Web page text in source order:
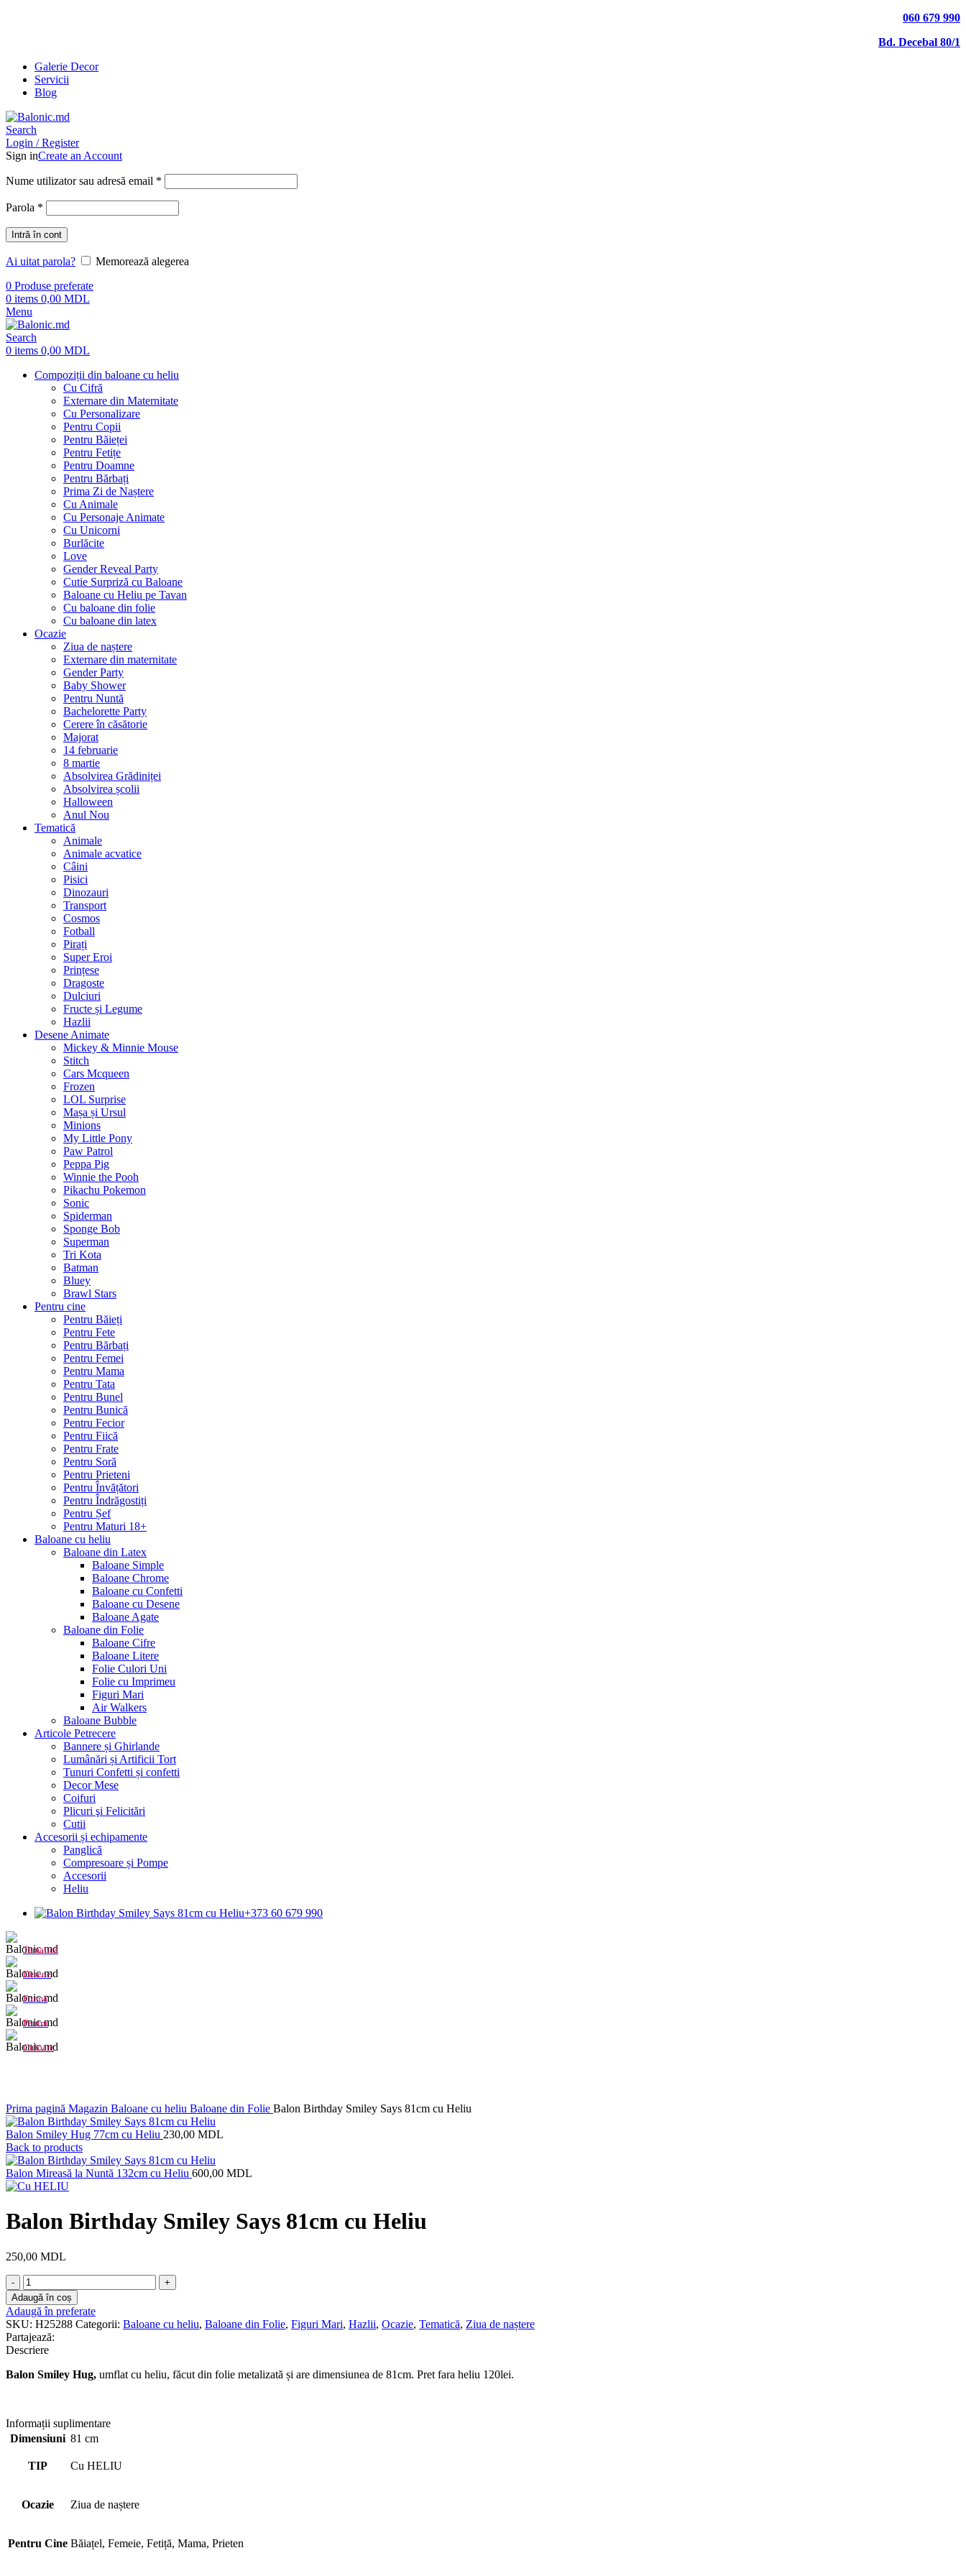
060 679 990
Bd. Decebal 80/1
Galerie Decor
Servicii
Blog
Search
Login / Register
Sign inCreate an Account
Nume utilizator sau adresă email *
Parola *
Intră în cont
Ai uitat parola?
Memorează alegerea
0 Produse preferate
0 items 0,00 MDL
Menu
Search
0 items 0,00 MDL
Compoziții din baloane cu heliu
Cu Cifră
Externare din Maternitate
Cu Personalizare
Pentru Copii
Pentru Băieței
Pentru Fetițe
Pentru Doamne
Pentru Bărbați
Prima Zi de Naștere
Cu Animale
Cu Personaje Animate
Cu Unicorni
Burlăcite
Love
Gender Reveal Party
Cutie Surpriză cu Baloane
Baloane cu Heliu pe Tavan
Cu baloane din folie
Cu baloane din latex
Ocazie
Ziua de naștere
Externare din maternitate
Gender Party
Baby Shower
Pentru Nuntă
Bachelorette Party
Cerere în căsătorie
Majorat
14 februarie
8 martie
Absolvirea Grădiniței
Absolvirea școlii
Halloween
Anul Nou
Tematică
Animale
Animale acvatice
Câini
Pisici
Dinozauri
Transport
Cosmos
Fotball
Pirați
Super Eroi
Prințese
Dragoste
Dulciuri
Fructe și Legume
Hazlii
Desene Animate
Mickey & Minnie Mouse
Stitch
Cars Mcqueen
Frozen
LOL Surprise
Mașa și Ursul
Minions
My Little Pony
Paw Patrol
Peppa Pig
Winnie the Pooh
Pikachu Pokemon
Sonic
Spiderman
Sponge Bob
Superman
Tri Kota
Batman
Bluey
Brawl Stars
Pentru cine
Pentru Băieți
Pentru Fete
Pentru Bărbați
Pentru Femei
Pentru Mama
Pentru Tata
Pentru Bunel
Pentru Bunică
Pentru Fecior
Pentru Fiică
Pentru Frate
Pentru Soră
Pentru Prieteni
Pentru Învățători
Pentru Îndrăgostiți
Pentru Șef
Pentru Maturi 18+
Baloane cu heliu
Baloane din Latex
Baloane Simple
Baloane Chrome
Baloane cu Confetti
Baloane cu Desene
Baloane Agate
Baloane din Folie
Baloane Cifre
Baloane Litere
Folie Culori Uni
Folie cu Imprimeu
Figuri Mari
Air Walkers
Baloane Bubble
Articole Petrecere
Bannere și Ghirlande
Lumânări și Artificii Tort
Tunuri Confetti și confetti
Decor Mese
Coifuri
Plicuri şi Felicitări
Cutii
Accesorii și echipamente
Panglică
Compresoare și Pompe
Accesorii
Heliu
+373 60 679 990
Tematică
Desene
Formă
Pentru
Culoare
Prima pagină Magazin Baloane cu heliu Baloane din Folie Balon Birthday Smiley Says 81cm cu Heliu
Balon Smiley Hug 77cm cu Heliu 230,00 MDL
Back to products
Balon Mireasă la Nuntă 132cm cu Heliu 600,00 MDL
Balon Birthday Smiley Says 81cm cu Heliu
250,00 MDL
Cantitate
Balon
Birthday
Smiley
Says
81cm
cu
Heliu
Adaugă în coș
Adaugă în preferate
SKU: H25288 Categorii: Baloane cu heliu, Baloane din Folie, Figuri Mari, Hazlii, Ocazie, Tematică, Ziua de naștere
Partajează:
Descriere
Balon Smiley Hug, umflat cu heliu, făcut din folie metalizată și are dimensiunea de 81cm. Pret fara heliu 120lei.
Informații suplimentare
Dimensiuni 81 cm
TIP Cu HELIU
Ocazie Ziua de naștere
Pentru Cine Băiațel, Femeie, Fetiță, Mama, Prieten